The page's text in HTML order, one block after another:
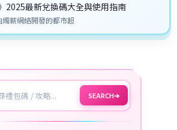
2025最新兌換碼大全與使用指南
燭薪網絡開發的都市超
SEARCH➔